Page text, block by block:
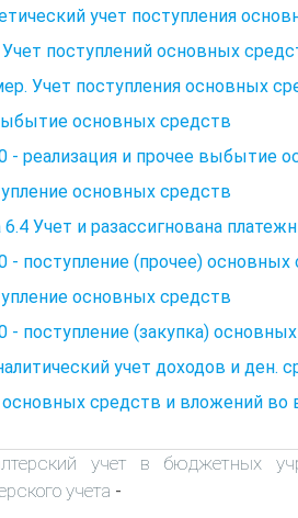
учет поступления
Учет поступлений основных
Учет поступления основных
основных средств
- реализация и прочее выбытие
основных средств
Учет и разассигнована
- поступление (прочее) основных
основных средств
- поступление (закупка)
учет доходов и ден.
основных средств и вложений во
учет в бюджетных
учета -